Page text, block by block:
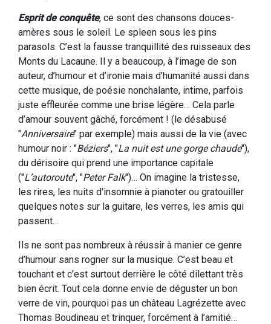
Esprit de conquête, ce sont des chansons douces-
amères sous le soleil. Le spleen sous les pins
parasols. C’est la fausse tranquillité des ruisseaux des
Monts du Lacaune. Il y a beaucoup, à l’image de son
auteur, d’humour et d’ironie mais d’humanité aussi dans
cette musique, de poésie nonchalante, intime, parfois
juste effleurée comme une brise légère… Cela parle
d’amour souvent gâché, forcément ! (le désabusé
"Anniversaire" par exemple) mais aussi de la vie (avec
humour noir : "Béziers", "La nuit est une gorge chaude"),
du dérisoire qui prend une importance capitale
("L’autoroute", "Peter Falk")… On imagine la tristesse,
les rires, les nuits d'insomnie à pianoter ou gratouiller
quelques notes sur la guitare, les verres, les amis qui
passent…
Ils ne sont pas nombreux à réussir à manier ce genre
d’humour sans rogner sur la musique. C’est beau et
touchant et c’est surtout derrière le côté dilettant très
bien écrit. Tout cela donne envie de déguster un bon
verre de vin, pourquoi pas un château Lagrézette avec
Thomas Boudineau et trinquer, forcément à l’amitié…